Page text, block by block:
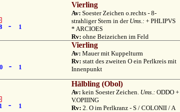
- 1
Vierling
Av: Soester Zeichen o.rechts - 8-
strahliger Stern in der Ums.: + PHLIPVS
* ARCIOES
Rv: ohne Beizeichen im Feld
- 1
Vierling
Av: Mauer mit Kuppelturm
Rv: statt des zweiten O ein Perlkreis mit
Innenpunkt
- 1
Hälbling (Obol)
Av: kein Soester Zeichen. Ums.: ODDO +
V.OPIIING
Rv: 2. O im Perlkranz - S / COLONII / A